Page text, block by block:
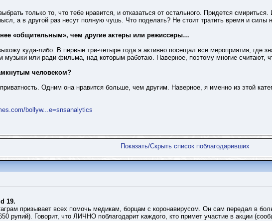
только то, что тебе нравится, и отказаться от остального. Придется
а в другой раз несут полную чушь. Что поделать? Не стоит тратить время и силы
«общительным», чем другие актеры или режиссеры…
куда-либо. В первые три-четыре года я активно посещал все мероприятия,
музыки или ради фильма, над которым работаю. Наверное, поэтому многие считают,
человеком?
Одним она нравится больше, чем другим. Наверное, я именно из этой
bollyw...e=snsanalytics
Показать/Скрыть список поблагодаривших
19.
призывает всех помочь медикам, борцам с коронавирусом. Он сам передал в
рупий). Говорит, что ЛИЧНО поблагодарит каждого, кто примет участие в акции